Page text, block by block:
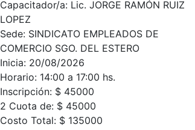
Capacitador/a: Lic. JORGE RAMÓN RUIZ
LOPEZ
Sede: SINDICATO EMPLEADOS DE
COMERCIO SGO. DEL ESTERO
Inicia: 20/08/2026
Horario: 14:00 a 17:00 hs.
Inscripción: $ 45000
2 Cuota de: $ 45000
Costo Total: $ 135000